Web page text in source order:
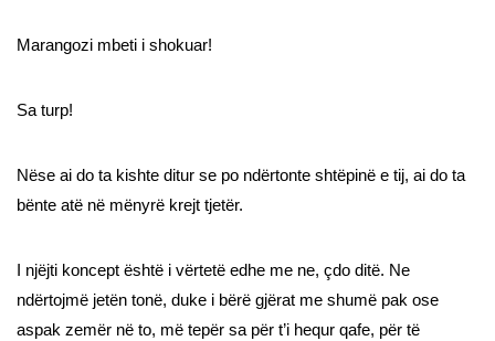
Marangozi mbeti i shokuar!
Sa turp!
Nëse ai do ta kishte ditur se po ndërtonte shtëpinë e tij, ai do ta
bënte atë në mënyrë krejt tjetër.
I njëjti koncept është i vërtetë edhe me ne, çdo ditë. Ne
ndërtojmë jetën tonë, duke i bërë gjërat me shumë pak ose
aspak zemër në to, më tepër sa për t’i hequr qafe, për të